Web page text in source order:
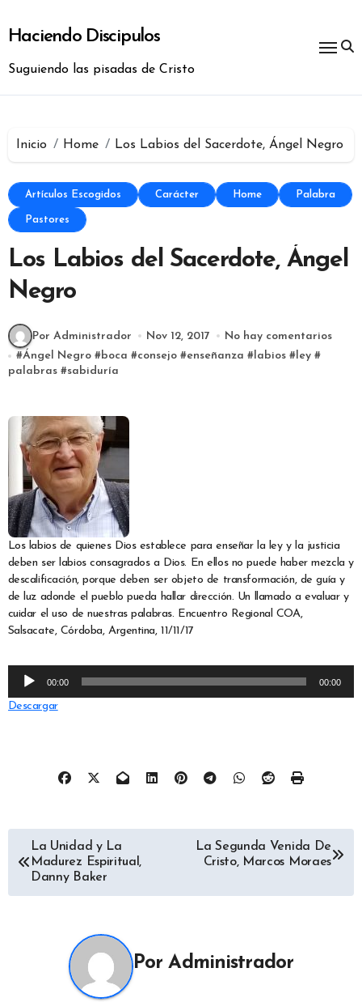
contenido
Haciendo Discipulos
Suguiendo las pisadas de Cristo
Inicio Home Los Labios del Sacerdote, Ángel Negro
Artículos Escogidos Carácter Home Palabra
Pastores
Los Labios del Sacerdote, Ángel
Negro
Por Administrador Nov 12, 2017
No hay comentarios
#Ángel Negro #boca #consejo #enseñanza #labios #ley #
palabras #sabiduría
Los labios de quienes Dios establece para enseñar la ley y la justicia
deben ser labios consagrados a Dios. En ellos no puede haber mezcla y
descalificación, porque deben ser objeto de transformación, de guía y
de luz adonde el pueblo pueda hallar dirección. Un llamado a evaluar y
cuidar el uso de nuestras palabras. Encuentro Regional COA,
Salsacate, Córdoba, Argentina, 11/11/17
Reproductor
audio
00:00 00:00
Descargar
Navegación
de
La Unidad y La
Madurez Espiritual,
Danny Baker
La Segunda Venida De
Cristo, Marcos Moraes
PorAdministrador